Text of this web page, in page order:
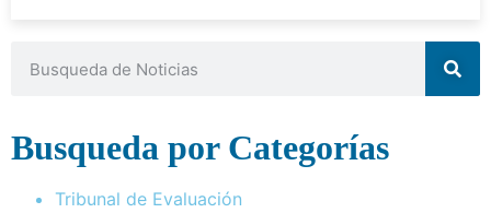
Busqueda por Categorías
Tribunal de Evaluación